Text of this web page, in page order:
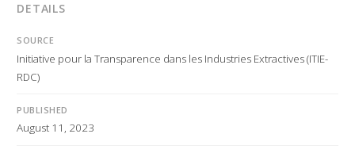
DETAILS
SOURCE
Initiative pour la Transparence dans les Industries Extractives (ITIE-
RDC)
PUBLISHED
August 11, 2023